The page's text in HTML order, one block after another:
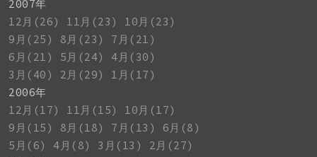
2007年
12月(26)
11月(23)
10月(23)
9月(25)
8月(23)
7月(21)
6月(21)
5月(24)
4月(30)
3月(40)
2月(29)
1月(17)
2006年
12月(17)
11月(15)
10月(17)
9月(15)
8月(18) 7月(13)
6月(8)
5月(6)
4月(8) 3月(13)
2月(27)